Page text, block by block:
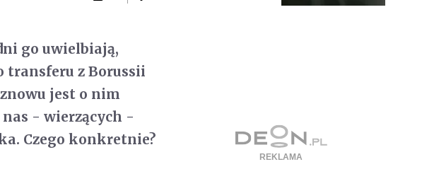
go uwielbiają,
transferu z Borussii
znowu jest o nim
nas - wierzących -
Czego konkretnie?